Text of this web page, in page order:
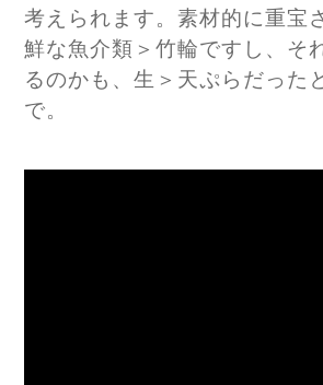
考えられます。素材的に重宝
鮮な魚介類＞竹輪ですし、そ
るのかも、生＞天ぷらだった
で。